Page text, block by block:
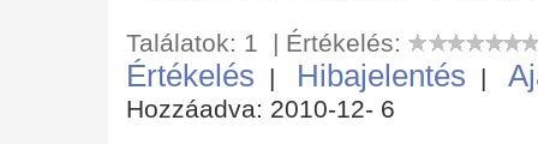
Találatok: 1 | Értékelés:
Értékelés | Hibajelentés |
Hozzáadva: 2010-12- 6